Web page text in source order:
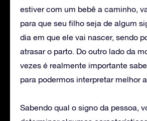
estiver com um bebê a caminho,
para que seu filho seja de algum
dia em que ele vai nascer, sendo
atrasar o parto. Do outro lado da
vezes é realmente importante
para podermos interpretar melhor
Sabendo qual o signo da pessoa,